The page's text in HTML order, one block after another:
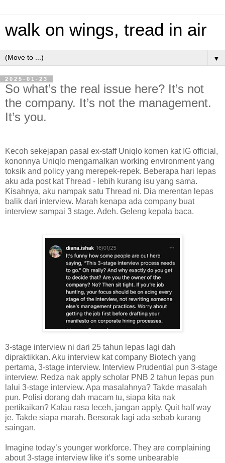
walk on wings, tread in air
▼
2025-01-23
So what’s the real issue here? It’s not
the company. It’s not the management.
It’s you.
Kecoh sekejapan pasal ex-staff Uniqlo komen kat IG official,
kononnya Uniqlo mengamalkan working environment yang
toksik and policy yang merepek-repek. Beberapa hari lepas
aku ada post kat Thread - lebih kurang isu yang sama.
Kisahnya, aku nampak satu Thread ni. Dia merentan lepas
balik dari interview. Marah kenapa ada company buat
interview sampai 3 stage. Adeh. Geleng kepala baca.
3-stage interview ni dari 25 tahun lepas lagi dah
dipraktikkan. Aku interview kat company Biotech yang
pertama, 3-stage interview. Interview Prudential pun 3-stage
interview. Redza nak apply scholar PNB 2 tahun lepas pun
lalui 3-stage interview. Apa masalahnya? Takde masalah
pun. Polisi dorang dah macam tu, siapa kita nak
pertikaikan? Kalau rasa leceh, jangan apply. Quit half way
je. Takde siapa marah. Bersorak lagi ada sebab kurang
saingan.
Imagine today’s younger workforce. They are complaining
about 3-stage interview like it’s some unbearable